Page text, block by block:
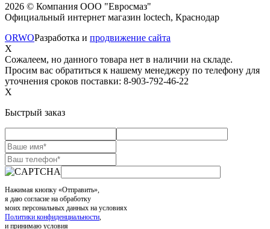
2026 © Компания ООО "Евросмаз"
Официальный интернет магазин loctech, Краснодар
ORWOРазработка и продвижение сайта
X
Сожалеем, но данного товара нет в наличии на складе.
Просим вас обратиться к нашему менеджеру по телефону для
уточнения сроков поставки: 8-903-792-46-22
X
Быстрый заказ
Нажимая кнопку «Отправить»,
я даю согласие на обработку
моих персональных данных на условиях
Политики конфиденциальности,
и принимаю условия